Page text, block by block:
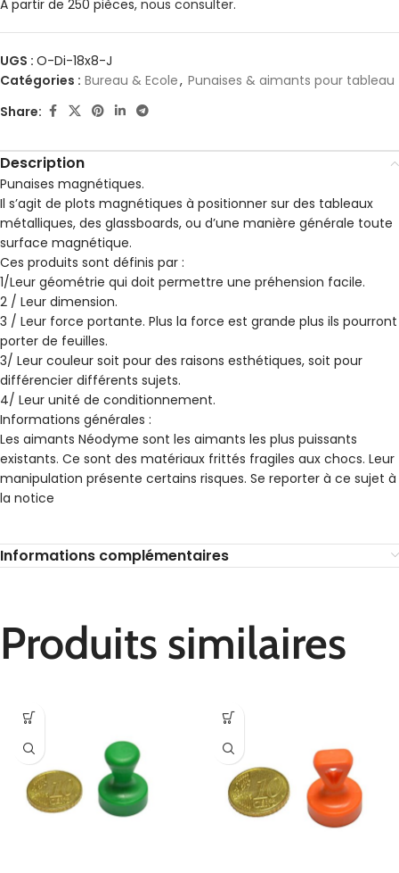
A partir de 250 pièces, nous consulter.
UGS : O-Di-18x8-J
Catégories : Bureau & Ecole, Punaises & aimants pour tableau
Share:
Description
Punaises magnétiques.
Il s’agit de plots magnétiques à positionner sur des tableaux
métalliques, des glassboards, ou d’une manière générale toute
surface magnétique.
Ces produits sont définis par :
1/Leur géométrie qui doit permettre une préhension facile.
2 / Leur dimension.
3 / Leur force portante. Plus la force est grande plus ils pourront
porter de feuilles.
3/ Leur couleur soit pour des raisons esthétiques, soit pour
différencier différents sujets.
4/ Leur unité de conditionnement.
Informations générales :
Les aimants Néodyme sont les aimants les plus puissants
existants. Ce sont des matériaux frittés fragiles aux chocs. Leur
manipulation présente certains risques. Se reporter à ce sujet à
la notice
Informations complémentaires
Produits similaires